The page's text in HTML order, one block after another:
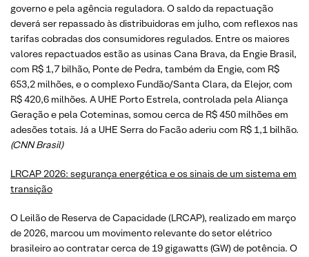
governo e pela agência reguladora. O saldo da repactuação
deverá ser repassado às distribuidoras em julho, com reflexos nas
tarifas cobradas dos consumidores regulados. Entre os maiores
valores repactuados estão as usinas Cana Brava, da Engie Brasil,
com R$ 1,7 bilhão, Ponte de Pedra, também da Engie, com R$
653,2 milhões, e o complexo Fundão/Santa Clara, da Elejor, com
R$ 420,6 milhões. A UHE Porto Estrela, controlada pela Aliança
Geração e pela Coteminas, somou cerca de R$ 450 milhões em
adesões totais. Já a UHE Serra do Facão aderiu com R$ 1,1 bilhão.
(CNN Brasil)
LRCAP 2026: segurança energética e os sinais de um sistema em
transição
O Leilão de Reserva de Capacidade (LRCAP), realizado em março
de 2026, marcou um movimento relevante do setor elétrico
brasileiro ao contratar cerca de 19 gigawatts (GW) de potência. O